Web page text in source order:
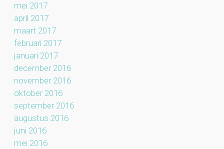
mei 2017
april 2017
maart 2017
februari 2017
januari 2017
december 2016
november 2016
oktober 2016
september 2016
augustus 2016
juni 2016
mei 2016